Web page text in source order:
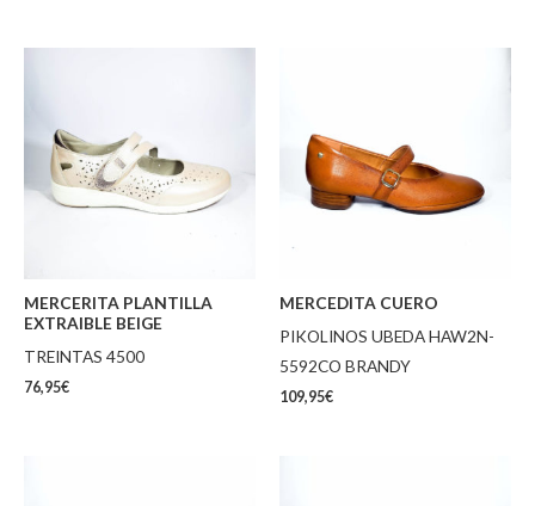
MERCERITA PLANTILLA
EXTRAIBLE BEIGE
TREINTAS 4500
76,95€
MERCEDITA CUERO
PIKOLINOS UBEDA HAW2N-
5592CO BRANDY
109,95€